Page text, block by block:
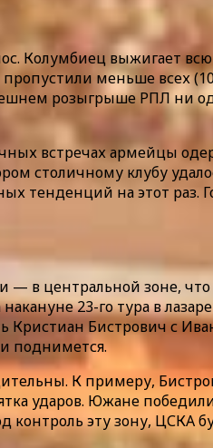
Колумбиец выжигает
меньше всех
розыгрыше РПЛ ни
встречах армейцы
столичному клубу
тенденций на этот раз.
в центральной зоне, что
23-го тура в
Кристиан Бистрович с
поднимется.
К примеру,
ударов. Южане
контроль эту зону, ЦСКА